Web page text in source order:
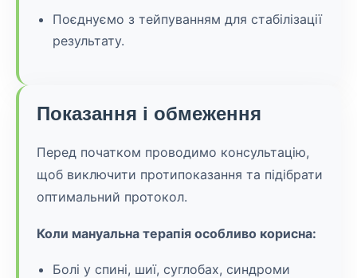
Поєднуємо з тейпуванням для стабілізації
результату.
Показання і обмеження
Перед початком проводимо консультацію,
щоб виключити протипоказання та підібрати
оптимальний протокол.
Коли мануальна терапія особливо корисна:
Болі у спині, шиї, суглобах, синдроми